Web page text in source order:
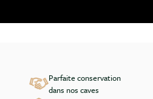
Parfaite conservation
dans nos caves